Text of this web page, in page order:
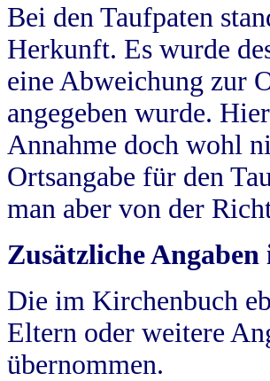
Bei den Taufpaten
Herkunft. Es wurde
eine Abweichung zur
angegeben wurde.
Annahme doch wohl
Ortsangabe für den
man aber von der
Zusätzliche
Die im Kirchenbuch
Eltern oder weitere
übernommen.